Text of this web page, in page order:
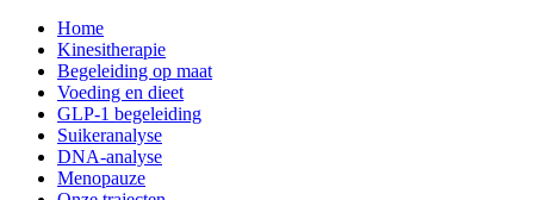
Home
Kinesitherapie
Begeleiding op maat
Voeding en dieet
GLP-1 begeleiding
Suikeranalyse
DNA-analyse
Menopauze